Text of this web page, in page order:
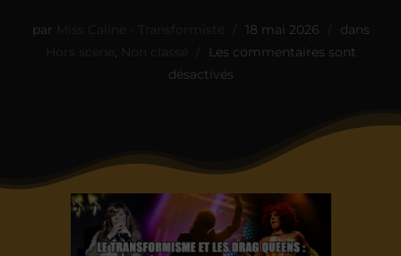
par 18 mai 2026
dans
,
Les commentaires sont
désactivés